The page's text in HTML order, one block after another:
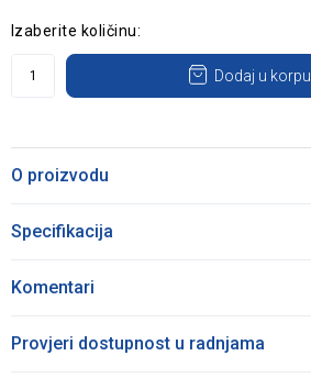
Izaberite količinu:
Dodaj u korpu
O proizvodu
Specifikacija
Komentari
Provjeri dostupnost u radnjama